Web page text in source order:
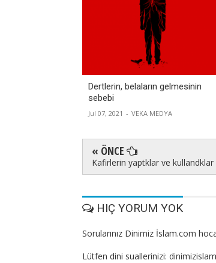
Dertlerin, belaların gelmesinin
sebebi
Jul 07, 2021 - VEKA MEDYA
« ÖNCE
Kafirlerin yaptklar ve kullandklar
HIÇ YORUM YOK
Sorularınız Dinimiz İslam.com
Lütfen dini suallerinizi: